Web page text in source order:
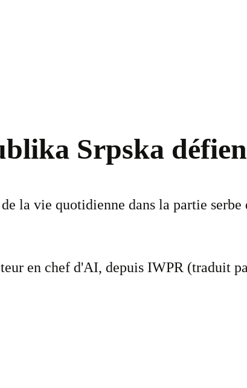
Srpska
la vie quotidienne dans la partie
en chef d'AI, depuis IWPR (traduit